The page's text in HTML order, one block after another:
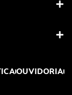
OUVIDORIA